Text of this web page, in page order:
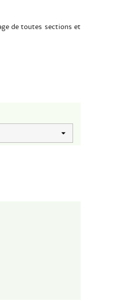
de toutes sections et